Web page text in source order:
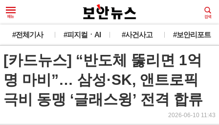
#전체기사 #피지컬ㆍAI #사건사고 #보안리포트
[카드뉴스] “반도체 뚫리면 1억
명 마비”… 삼성·SK, 앤트로픽
극비 동맹 ‘글래스윙’ 전격 합류
2026-06-10 11:43